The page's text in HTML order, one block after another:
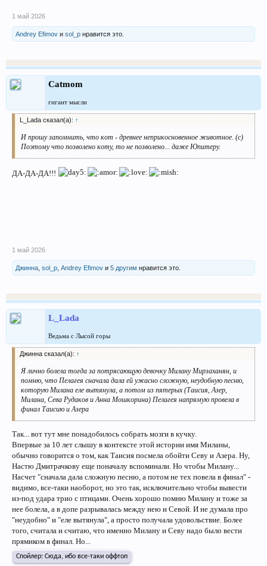
1 май 2026
Andrey Efimov и sol_p нравится это.
Catmom
гигант мысли
L_Lada сказал(а): ↑
И прошу запомнить, что кот - древнее неприкосновенное животное. (с)
Поэтому что позволено коту, то не позволено... даже Юпитеру.
ДА-ДА-ДА!!!
1 май 2026
Джинна sol_p Andrey Efimov и 5 другим нравится это.
L_Lada
Ведьма с Лысой горы
Джинна сказал(а): ↑
Я лично болела тогда за потрясающую девочку Милану Мирзаханян, и
помню, что Пелагея сначала дала ей ужасно сложную, неудобную песню,
которую Милана еле вытянула, а потом из пятерых (Таисия, Азер,
Милана, Сева Рудаков и Анна Мошкорина) Пелагея напрямую провела в
финал Таисию и Азера
Так... вот тут мне понадобилось собрать мозги в кучку.
Впервые за 10 лет слышу в контексте этой истории имя Миланы,
обычно говорится о том, как Таисия посмела обойти Севу и Азера. Ну,
Настю Дмитрачкову еще поначалу вспоминали. Но чтобы Милану...
Насчет "сначала дала сложную песню, а потом не тех повела в финал" -
видимо, все-таки наоборот, но это так, исключительно чтобы вывести
из-под удара трио с птицами. Очень хорошо помню Милану и тоже за
нее болела, а в допе разрывалась между нею и Севой. И не думала про
"неудобно" и "еле вытянула", а просто получала удовольствие. Более
того, считала и считаю, что именно Милану и Севу надо было вести
прямиком в финал. Но...
Спойлер: Сюда, ибо все-таки оффтоп